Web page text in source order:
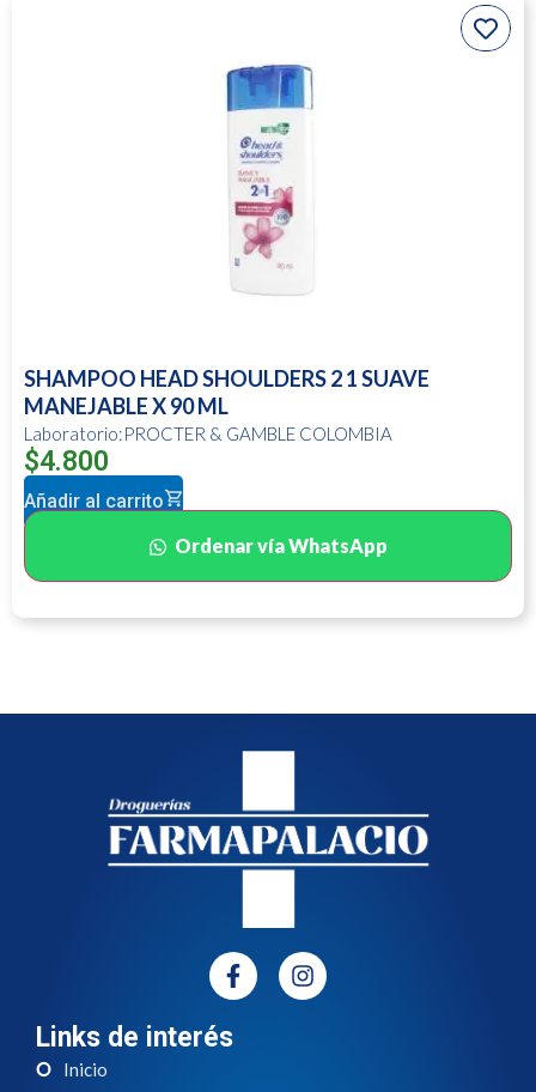
SHAMPOO HEAD SHOULDERS 2 1 SUAVE
MANEJABLE X 90 ML
Laboratorio:PROCTER & GAMBLE COLOMBIA
$4.800
Añadir al carrito
Ordenar vía WhatsApp
Links de interés
Inicio